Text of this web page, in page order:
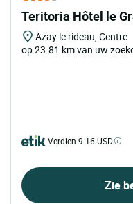
Teritoria Hôtel le
Azay le rideau, Centre
op 23.81 km van uw
Verdien 9.16 USD
Zie